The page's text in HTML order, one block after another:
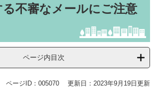
不審なメールにご注意
ページ内目次
ページID：005070 更新日：2023年9月19日更新